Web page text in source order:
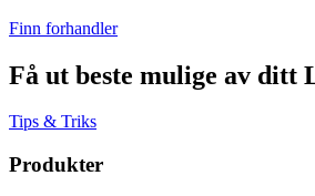
Finn forhandler
Få ut beste mulige av
Tips & Triks
Produkter